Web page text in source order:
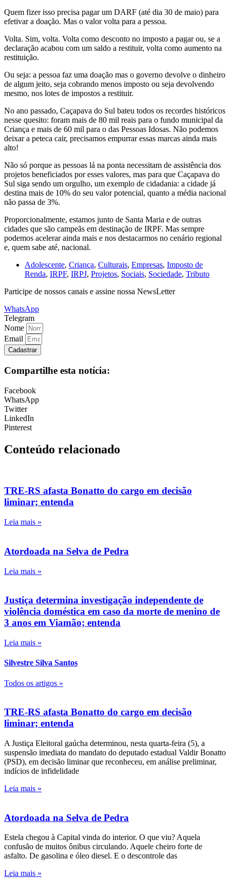
Quem fizer isso precisa pagar um DARF (até dia 30 de maio) para
efetivar a doação. Mas o valor volta para a pessoa.
Volta. Sim, volta. Volta como desconto no imposto a pagar ou, se a
declaração acabou com um saldo a restituir, volta como aumento na
restituição.
Ou seja: a pessoa faz uma doação mas o governo devolve o dinheiro
de algum jeito, seja cobrando menos imposto ou seja devolvendo
mesmo, nos lotes de impostos a restituir.
No ano passado, Caçapava do Sul bateu todos os recordes históricos
nesse quesito: foram mais de 80 mil reais para o fundo municipal da
Criança e mais de 60 mil para o das Pessoas Idosas. Não podemos
deixar a peteca cair, precisamos empurrar essas marcas ainda mais
alto!
Não só porque as pessoas lá na ponta necessitam de assistência dos
projetos beneficiados por esses valores, mas para que Caçapava do
Sul siga sendo um orgulho, um exemplo de cidadania: a cidade já
destina mais de 10% do seu valor potencial, quanto a média nacional
não passa de 3%.
Proporcionalmente, estamos junto de Santa Maria e de outras
cidades que são campeãs em destinação de IRPF. Mas sempre
podemos acelerar ainda mais e nos destacarmos no cenário regional
e, quem sabe até, nacional.
Adolescente, Criança, Culturais, Empresas, Imposto de
Renda, IRPF, IRPJ, Projetos, Sociais, Sociedade, Tributo
Participe de nossos canais e assine nossa NewsLetter
WhatsApp
Telegram
Nome
Email
Cadastrar
Compartilhe esta notícia:
Facebook
WhatsApp
Twitter
LinkedIn
Pinterest
Conteúdo relacionado
TRE-RS afasta Bonatto do cargo em decisão
liminar; entenda
Leia mais »
Atordoada na Selva de Pedra
Leia mais »
Justiça determina investigação independente de
violência doméstica em caso da morte de menino de
3 anos em Viamão; entenda
Leia mais »
Silvestre Silva Santos
Todos os artigos »
TRE-RS afasta Bonatto do cargo em decisão
liminar; entenda
A Justiça Eleitoral gaúcha determinou, nesta quarta-feira (5), a
suspensão imediata do mandato do deputado estadual Valdir Bonatto
(PSD), em decisão liminar que reconheceu, em análise preliminar,
indícios de infidelidade
Leia mais »
Atordoada na Selva de Pedra
Estela chegou à Capital vinda do interior. O que viu? Aquela
confusão de muitos ônibus circulando. Aquele cheiro forte de
asfalto. De gasolina e óleo diesel. E o descontrole das
Leia mais »